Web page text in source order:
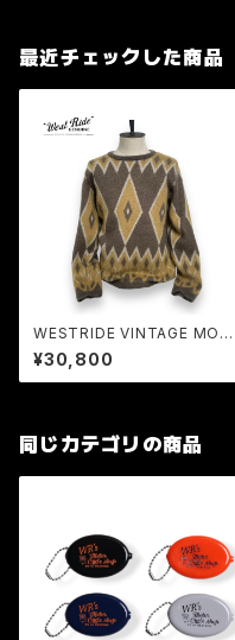
最近チェックした商品
WESTRIDE VINTAGE MOHA
IR SWEATER モヘアセーター
キッドモヘア ニット メンズ
¥30,800
同じカテゴリの商品